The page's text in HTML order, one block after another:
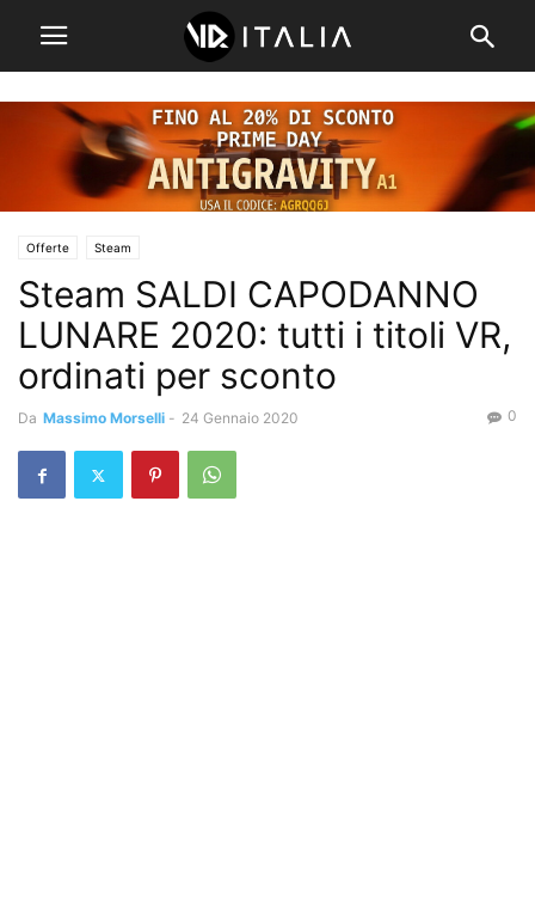
Offerte Steam
Steam SALDI CAPODANNO
LUNARE 2020: tutti i titoli VR,
ordinati per sconto
Da Massimo Morselli - 24 Gennaio 2020 0